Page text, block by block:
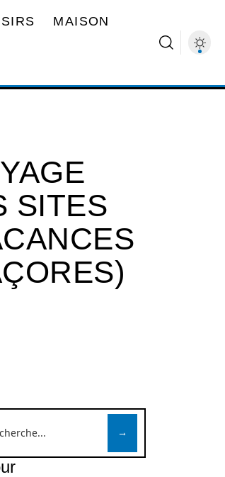
MAISON
SITES